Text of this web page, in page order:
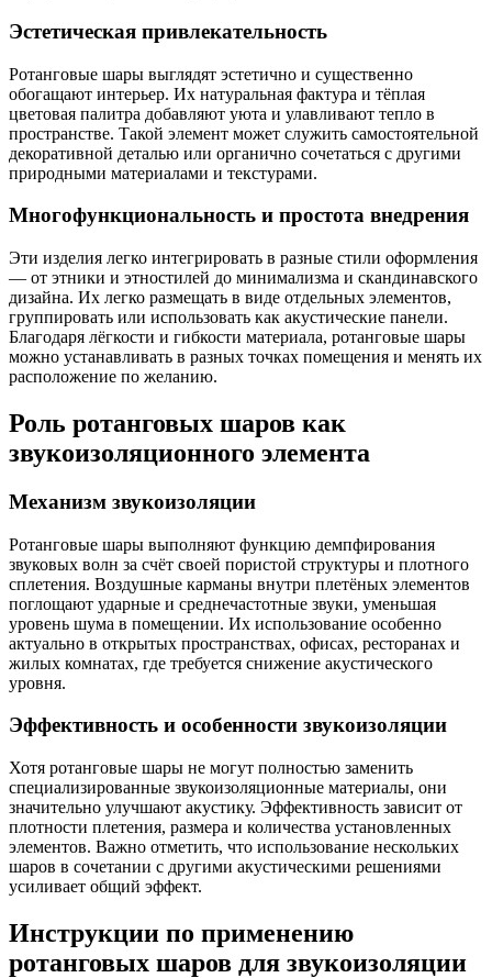
Эстетическая привлекательность
Ротанговые шары выглядят эстетично и существенно
обогащают интерьер. Их натуральная фактура и тёплая
цветовая палитра добавляют уюта и улавливают тепло в
пространстве. Такой элемент может служить самостоятельной
декоративной деталью или органично сочетаться с другими
природными материалами и текстурами.
Многофункциональность и простота внедрения
Эти изделия легко интегрировать в разные стили оформления
— от этники и этностилей до минимализма и скандинавского
дизайна. Их легко размещать в виде отдельных элементов,
группировать или использовать как акустические панели.
Благодаря лёгкости и гибкости материала, ротанговые шары
можно устанавливать в разных точках помещения и менять их
расположение по желанию.
Роль ротанговых шаров как
звукоизоляционного элемента
Механизм звукоизоляции
Ротанговые шары выполняют функцию демпфирования
звуковых волн за счёт своей пористой структуры и плотного
сплетения. Воздушные карманы внутри плетёных элементов
поглощают ударные и среднечастотные звуки, уменьшая
уровень шума в помещении. Их использование особенно
актуально в открытых пространствах, офисах, ресторанах и
жилых комнатах, где требуется снижение акустического
уровня.
Эффективность и особенности звукоизоляции
Хотя ротанговые шары не могут полностью заменить
специализированные звукоизоляционные материалы, они
значительно улучшают акустику. Эффективность зависит от
плотности плетения, размера и количества установленных
элементов. Важно отметить, что использование нескольких
шаров в сочетании с другими акустическими решениями
усиливает общий эффект.
Инструкции по применению
ротанговых шаров для звукоизоляции